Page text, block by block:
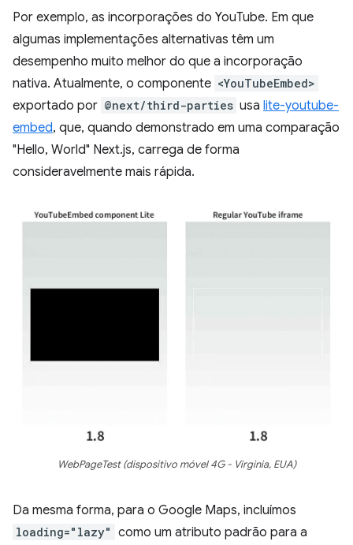
Por exemplo, as incorporações do YouTube. Em que
algumas implementações alternativas têm um
desempenho muito melhor do que a incorporação
nativa. Atualmente, o componente <YouTubeEmbed>
exportado por @next/third-parties usa lite-youtube-
embed, que, quando demonstrado em uma comparação
"Hello, World" Next.js, carrega de forma
consideravelmente mais rápida.
WebPageTest (dispositivo móvel 4G - Virginia, EUA)
Da mesma forma, para o Google Maps, incluímos
loading="lazy" como um atributo padrão para a